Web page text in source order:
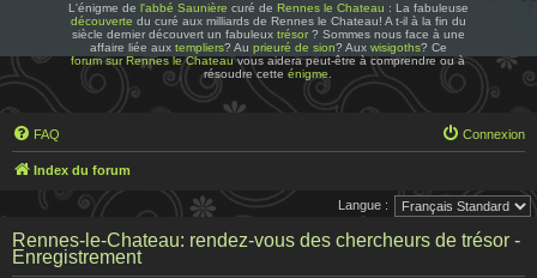
L'énigme de l'abbé Saunière curé de Rennes le Chateau : La fabuleuse
découverte du curé aux milliards de Rennes le Chateau! A t-il à la fin du
siècle dernier découvert un fabuleux trésor? Sommes nous face à une
affaire liée aux templiers? Au prieuré de sion? Aux wisigoths? Ce
forum sur Rennes le Chateauvous aidera peut-être à comprendre ou à
résoudre cetteénigme
FAQ Connexion
Index du forum
Langue :
Rennes-le-Chateau: rendez-vous des chercheurs de trésor -
Enregistrement